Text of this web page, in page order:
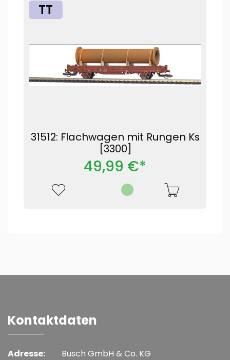
TT
31512: Flachwagen mit Rungen Ks
[3300]
49,99 €*
Kontaktdaten
Adresse:
Busch GmbH & Co. KG